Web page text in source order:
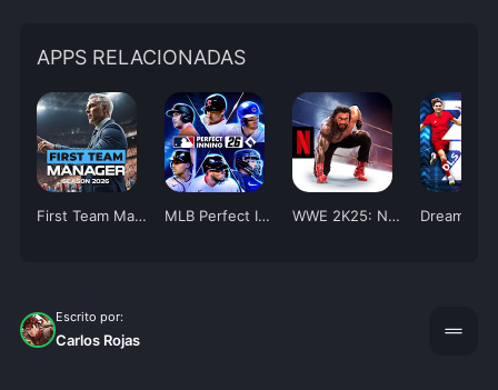
APPS RELACIONADAS
First Team Manager 2026 MLB Perfect Inning 26 WWE 2K25: Netflix Edition
Escrito por:
Carlos Rojas drag_handle